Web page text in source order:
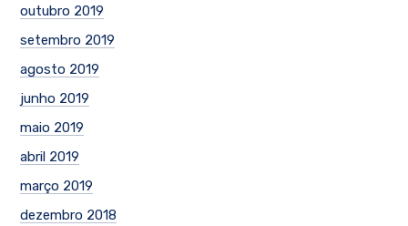
outubro 2019
setembro 2019
agosto 2019
junho 2019
maio 2019
abril 2019
março 2019
dezembro 2018